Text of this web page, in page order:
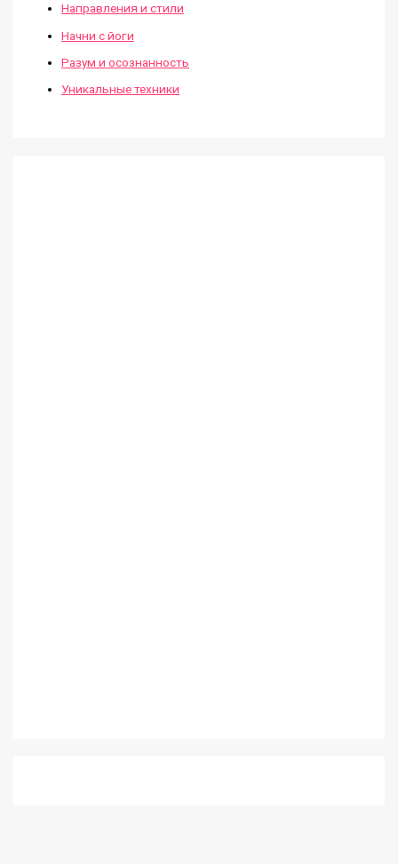
Направления и стили
Начни с йоги
Разум и осознанность
Уникальные техники